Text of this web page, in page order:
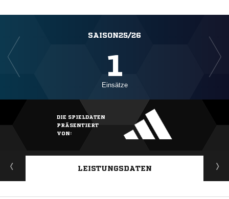
SAISON25/26
1
Einsätze
DIE SPIELDATEN
PRÄSENTIERT
VON:
LEISTUNGSDATEN